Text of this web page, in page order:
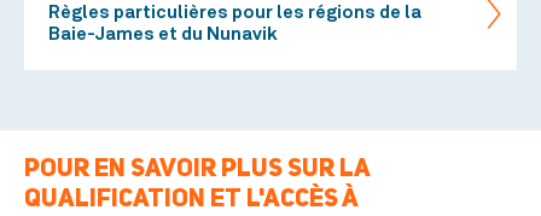
Règles particulières pour les régions de la
Baie-James et du Nunavik
POUR EN SAVOIR PLUS SUR LA
QUALIFICATION ET L'ACCÈS À